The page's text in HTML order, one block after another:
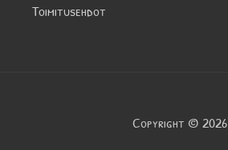
Toimitusehdot
Copyright © 2026